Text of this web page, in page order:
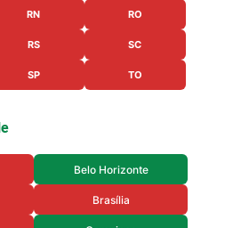
RN RO
RS SC
SP TO
Belo Horizonte
Brasília